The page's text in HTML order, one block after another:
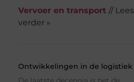
Vervoer en transport // Lees
verder »
Ontwikkelingen in de logistiek